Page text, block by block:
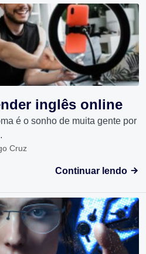
inglês online
é o sonho de muita gente por
Cruz
Continuar lendo